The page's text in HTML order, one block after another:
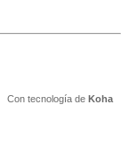
Con tecnología de Koha